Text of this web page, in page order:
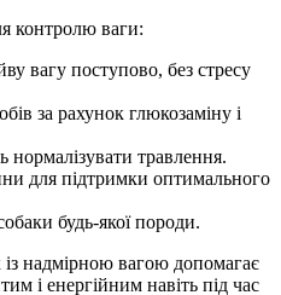
контролю ваги:
вагу поступово, без стресу
за рахунок глюкозаміну і
травлення.
для підтримки оптимального
будь-якої породи.
надмірною вагою допомагає
і енергійним навіть під час